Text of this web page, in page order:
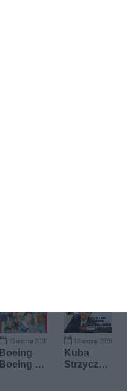
15 sierpnia 2026
Boeing
Boeing -
16 sierpnia 2026
Kuba
Strzyczko